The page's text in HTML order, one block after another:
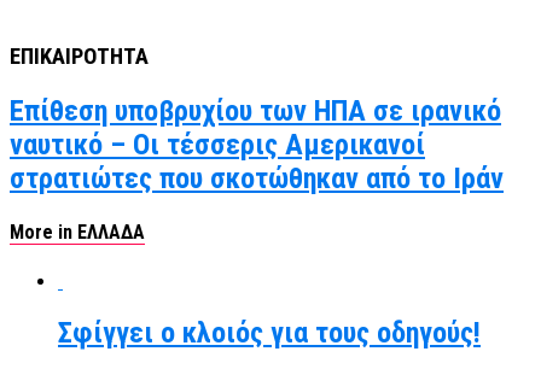
ΕΠΙΚΑΙΡΟΤΗΤΑ
Επίθεση υποβρυχίου των ΗΠΑ σε ιρανικό
ναυτικό – Οι τέσσερις Αμερικανοί
στρατιώτες που σκοτώθηκαν από το Ιράν
More in ΕΛΛΑΔΑ
Σφίγγει ο κλοιός για τους οδηγούς!